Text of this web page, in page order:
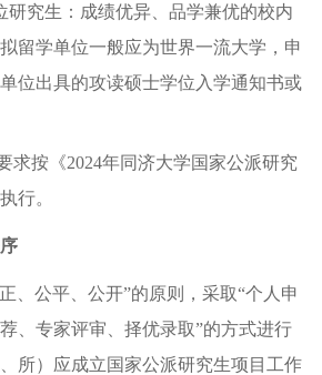
研究生：成绩优异、品学兼优的校内
留学单位一般应为世界一流大学，申
位出具的攻读硕士学位入学通知书或
求按《2024年同济大学国家公派研究
行。
、公平、公开”的原则，采取“个人申
、专家评审、择优录取”的方式进行
所）应成立国家公派研究生项目工作